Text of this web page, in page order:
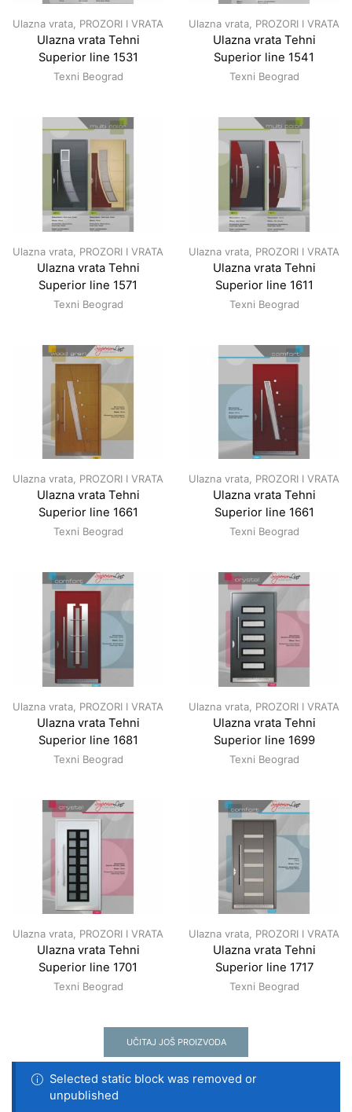
Ulazna vrata, PROZORI I VRATA
Ulazna vrata Tehni
Superior line 1531
Texni Beograd
Ulazna vrata, PROZORI I VRATA
Ulazna vrata Tehni
Superior line 1541
Texni Beograd
Ulazna vrata PROZORI I VRATA
Ulazna vrata Tehni
Superior line 1571
Texni Beograd
Ulazna vrata PROZORI I VRATA
Ulazna vrata Tehni
Superior line 1611
Texni Beograd
Ulazna vrata, PROZORI I VRATA
Ulazna vrata Tehni
Superior line 1661
Texni Beograd
Ulazna vrata, PROZORI I VRATA
Ulazna vrata Tehni
Superior line 1661
Texni Beograd
Ulazna vrata PROZORI I VRATA
Ulazna vrata Tehni
Superior line 1681
Texni Beograd
Ulazna vrata PROZORI I VRATA
Ulazna vrata Tehni
Superior line 1699
Texni Beograd
Ulazna vrata, PROZORI I VRATA
Ulazna vrata Tehni
Superior line 1701
Texni Beograd
Ulazna vrata, PROZORI I VRATA
Ulazna vrata Tehni
Superior line 1717
Texni Beograd
UČITAJ JOŠ PROIZVODA
Selected static block was removed or
unpublished